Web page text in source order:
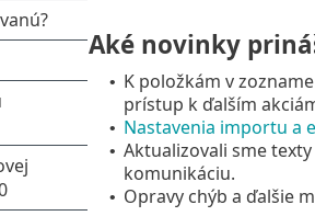
Aké novinky
• K položkám v
prístup k ďalším
• Nastavenia importu a
• Aktualizovali sme
komunikáciu.
• Opravy chýb a ďalšie